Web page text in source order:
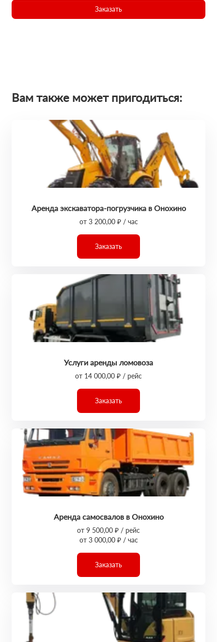
Заказать
Вам также может пригодиться:
Аренда экскаватора-погрузчика в Онохино
от 3 200,00 ₽ / час
Заказать
Услуги аренды ломовоза
от 14 000,00 ₽ / рейс
Заказать
Аренда самосвалов в Онохино
от 9 500,00 ₽ / рейс
от 3 000,00 ₽ / час
Заказать